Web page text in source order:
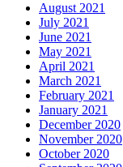
August 2021
July 2021
June 2021
May 2021
April 2021
March 2021
February 2021
January 2021
December 2020
November 2020
October 2020